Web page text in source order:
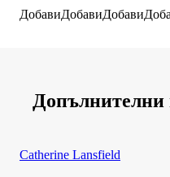
ДобавиДобавиДобави
Допълнителни
Catherine Lansfield